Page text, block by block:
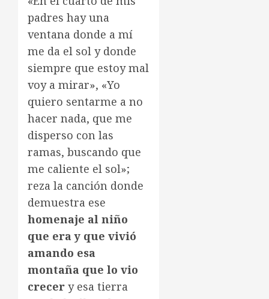
padres hay una
ventana donde a mí
me da el sol y donde
siempre que estoy mal
voy a mirar», «Yo
quiero sentarme a no
hacer nada, que me
disperso con las
ramas, buscando que
me caliente el sol»;
reza la canción donde
demuestra ese
homenaje al niño
que era y que vivió
amando esa
montaña que lo vio
crecer y esa tierra